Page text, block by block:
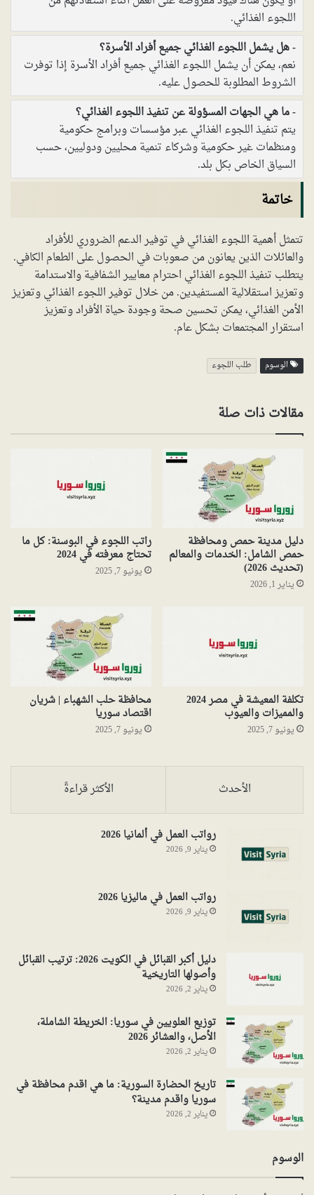
اللجوء الغذائي.
هل يشمل اللجوء الغذائي جميع أفراد الأسرة؟
نعم، يمكن أن يشمل اللجوء الغذائي جميع أفراد الأسرة إذا توفرت
الشروط المطلوبة للحصول عليه.
ما هي الجهات المسؤولة عن تنفيذ اللجوء الغذائي؟
يتم تنفيذ اللجوء الغذائي عبر مؤسسات وبرامج حكومية
ومنظمات غير حكومية وشركاء تنمية محليين ودوليين، حسب
السياق الخاص بكل بلد.
خاتمة
تتمثل أهمية اللجوء الغذائي في توفير الدعم الضروري للأفراد
والعائلات الذين يعانون من صعوبات في الحصول على الطعام الكافي.
يتطلب تنفيذ اللجوء الغذائي احترام معايير الشفافية والاستدامة
وتعزيز استقلالية المستفيدين. من خلال توفير اللجوء الغذائي وتعزيز
الأمن الغذائي، يمكن تحسين صحة وجودة حياة الأفراد وتعزيز
استقرار المجتمعات بشكل عام.
الوسوم طلب اللجوء
مقالات ذات صلة
دليل مدينة حمص ومحافظة
حمص الشامل: الخدمات والمعالم
(تحديث 2026)
يناير 1, 2026
راتب اللجوء في البوسنة: كل ما
تحتاج معرفته في 2024
يونيو 7, 2025
تكلفة المعيشة في مصر 2024
والمميزات والعيوب
يونيو 7, 2025
محافظة حلب الشهباء | شريان
اقتصاد سوريا
يونيو 7, 2025
الأحدث الأكثر قراءةً
رواتب العمل في ألمانيا 2026
يناير 9, 2026
رواتب العمل في ماليزيا 2026
يناير 9, 2026
دليل أكبر القبائل في الكويت 2026: ترتيب القبائل
وأصولها التاريخية
يناير 2, 2026
توزيع العلويين في سوريا: الخريطة الشاملة،
الأصل، والعشائر 2026
يناير 2, 2026
تاريخ الحضارة السورية: ما هي اقدم محافظة في
سوريا واقدم مدينة؟
يناير 2, 2026
الوسوم